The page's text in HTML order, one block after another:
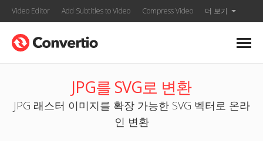
Video Editor Add Subtitles to Video Compress Video 더 보기
JPG를 SVG로 변환
JPG 래스터 이미지를 확장 가능한 SVG 벡터로 온라
인 변환